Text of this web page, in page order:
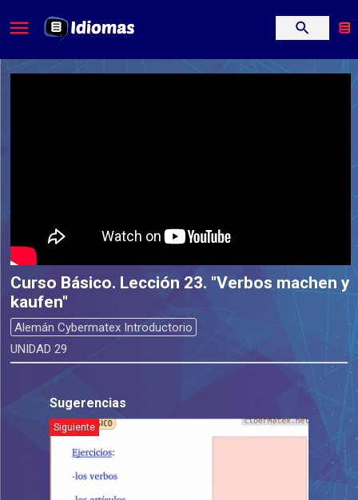
Curso Básico. Lección 23. "Verbos machen y
kaufen"
Alemán Cybermatex Introductorio
UNIDAD 29
Sugerencias
Siguiente